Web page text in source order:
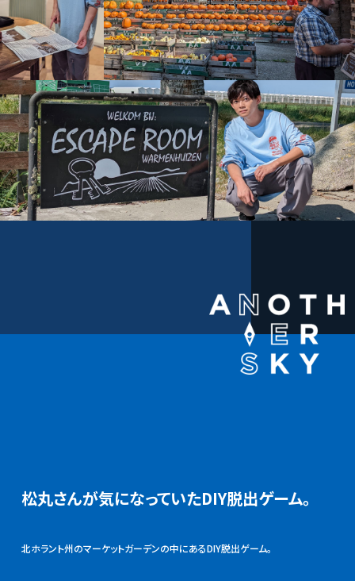
松丸さんが気になっていたDIY脱出ゲーム。
北ホラント州のマーケットガーデンの中にあるDIY脱出ゲーム。